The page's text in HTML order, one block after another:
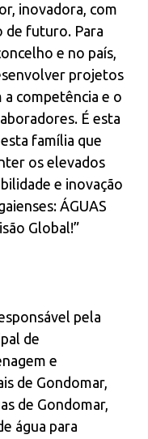
inovadora, com
de futuro. Para
e no país,
projetos
a competência e o
É esta
família que
os elevados
e inovação
ÁGUAS
Global!”
pela
de
e
de Gondomar,
de Gondomar,
água para